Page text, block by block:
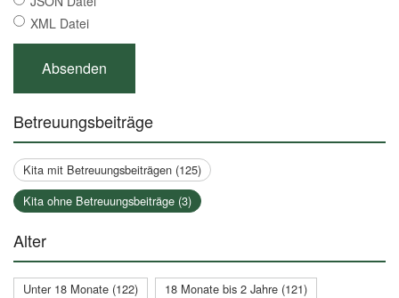
XML Datei
Betreuungsbeiträge
Kita mit Betreuungsbeiträgen (125)
Kita ohne Betreuungsbeiträge (3)
Alter
Unter 18 Monate (122)
18 Monate bis 2 Jahre (121)